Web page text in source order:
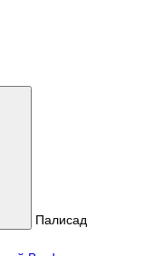
Палисад